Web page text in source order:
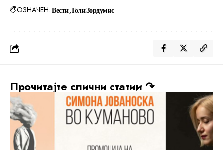
ОЗНАЧЕН: Вести Толи Зордумис
Прочитајте слични статии ↷